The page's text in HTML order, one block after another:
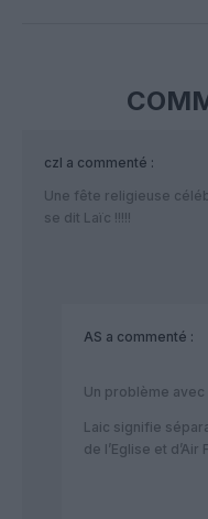
czl a commenté :
Une fête religieuse
se dit Laïc !!!!!
AS a commenté :
Un problème
Laic signifie
de l’Eglise et d’Air